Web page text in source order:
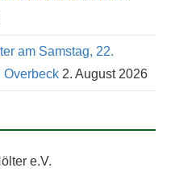
am Samstag, 22.
Overbeck 2. August 2026
e.V.